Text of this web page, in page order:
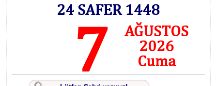
24 SAFER 1448
7
AĞUSTOS
2026
Cuma